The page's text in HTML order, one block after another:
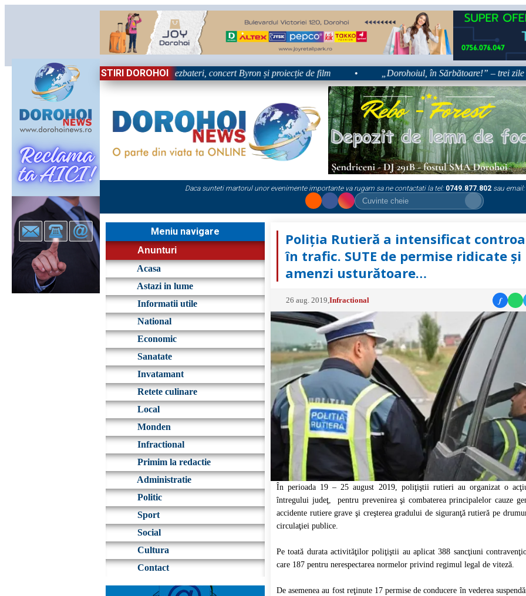
STIRI DOROHOI
primei zile la Zilele Nordului 2026: Dezbateri, concert Byron și proiecție de film • „Dorohoiul, în Sărbătoare!” – trei zile
Daca sunteti martorul unor evenimente importante va rugam sa ne contactati la tel: 0749.877.802 sau email:
Meniu navigare
Anunturi
Acasa
Astazi in lume
Informatii utile
National
Economic
Sanatate
Invatamant
Retete culinare
Local
Monden
Infractional
Primim la redactie
Administratie
Politic
Sport
Social
Cultura
Contact
Poliţia Rutieră a intensificat
în trafic. SUTE de permise ridicate şi
amenzi usturătoare…
26 aug. 2019 ,Infractional f
În perioada 19 – 25 august 2019, poliţiştii rutieri au organizat o
întregului judeţ, pentru prevenirea şi combaterea principalelor cauze
accidente rutiere grave şi creşterea gradului de siguranţă rutieră pe
circulaţiei publice.
Pe toată durata activităţilor poliţiştii au aplicat 388 sancţiuni
care 187 pentru nerespectarea normelor privind regimul legal de viteză.
De asemenea au fost reţinute 17 permise de conducere în vederea